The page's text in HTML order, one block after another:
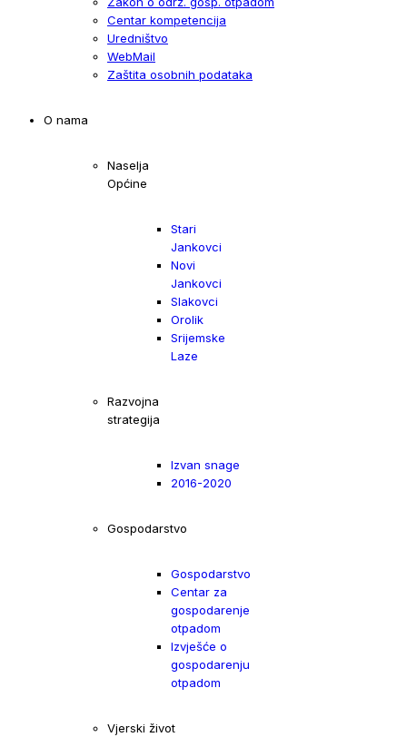
Centar kompetencija
Uredništvo
WebMail
Zaštita osobnih podataka
O nama
Naselja
Općine
Stari
Jankovci
Novi
Jankovci
Slakovci
Orolik
Srijemske
Laze
Razvojna
strategija
Izvan snage
2016-2020
Gospodarstvo
Gospodarstvo
Centar za
gospodarenje
otpadom
Izvješće o
gospodarenju
otpadom
Vjerski život